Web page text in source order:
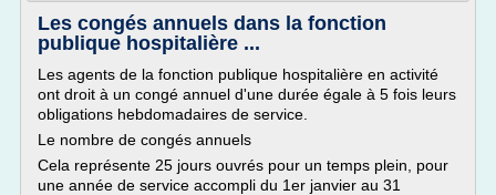
Les congés annuels dans la fonction
publique hospitalière ...
Les agents de la fonction publique hospitalière en activité
ont droit à un congé annuel d'une durée égale à 5 fois leurs
obligations hebdomadaires de service.
Le nombre de congés annuels
Cela représente 25 jours ouvrés pour un temps plein, pour
une année de service accompli du 1er janvier au 31